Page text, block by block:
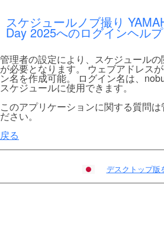
スケジュールノブ撮り
Day 2025へのログインヘルプ
管理者の設定により、スケジュール
が必要となります。 ウェブアドレス
ン名を作成可能。 ログイン名は、
スケジュールに使用できます。
このアプリケーションに関する質問
ださい。
戻る
デスクトップ版